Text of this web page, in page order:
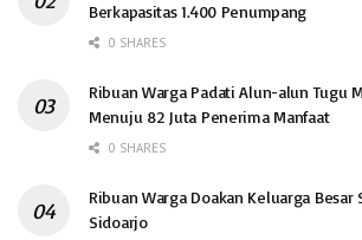
Berkapasitas 1.400 Penumpang
0 SHARES
Ribuan Warga Padati Alun-alun Tugu
Menuju 82 Juta Penerima Manfaat
0 SHARES
Ribuan Warga Doakan Keluarga Besar
Sidoarjo